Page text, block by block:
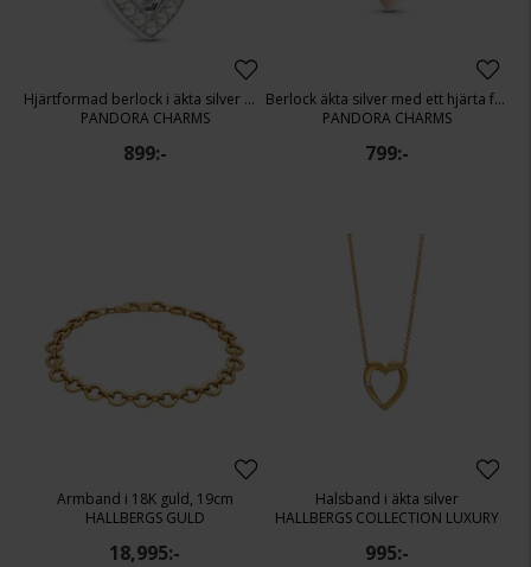
Hjärtformad berlock i äkta silver med pärlor
PANDORA CHARMS
899:-
Berlock äkta silver med ett hjärta för mamma
PANDORA CHARMS
799:-
Armband i 18K guld, 19cm
HALLBERGS GULD
18,995:-
Halsband i äkta silver
HALLBERGS COLLECTION LUXURY
995:-